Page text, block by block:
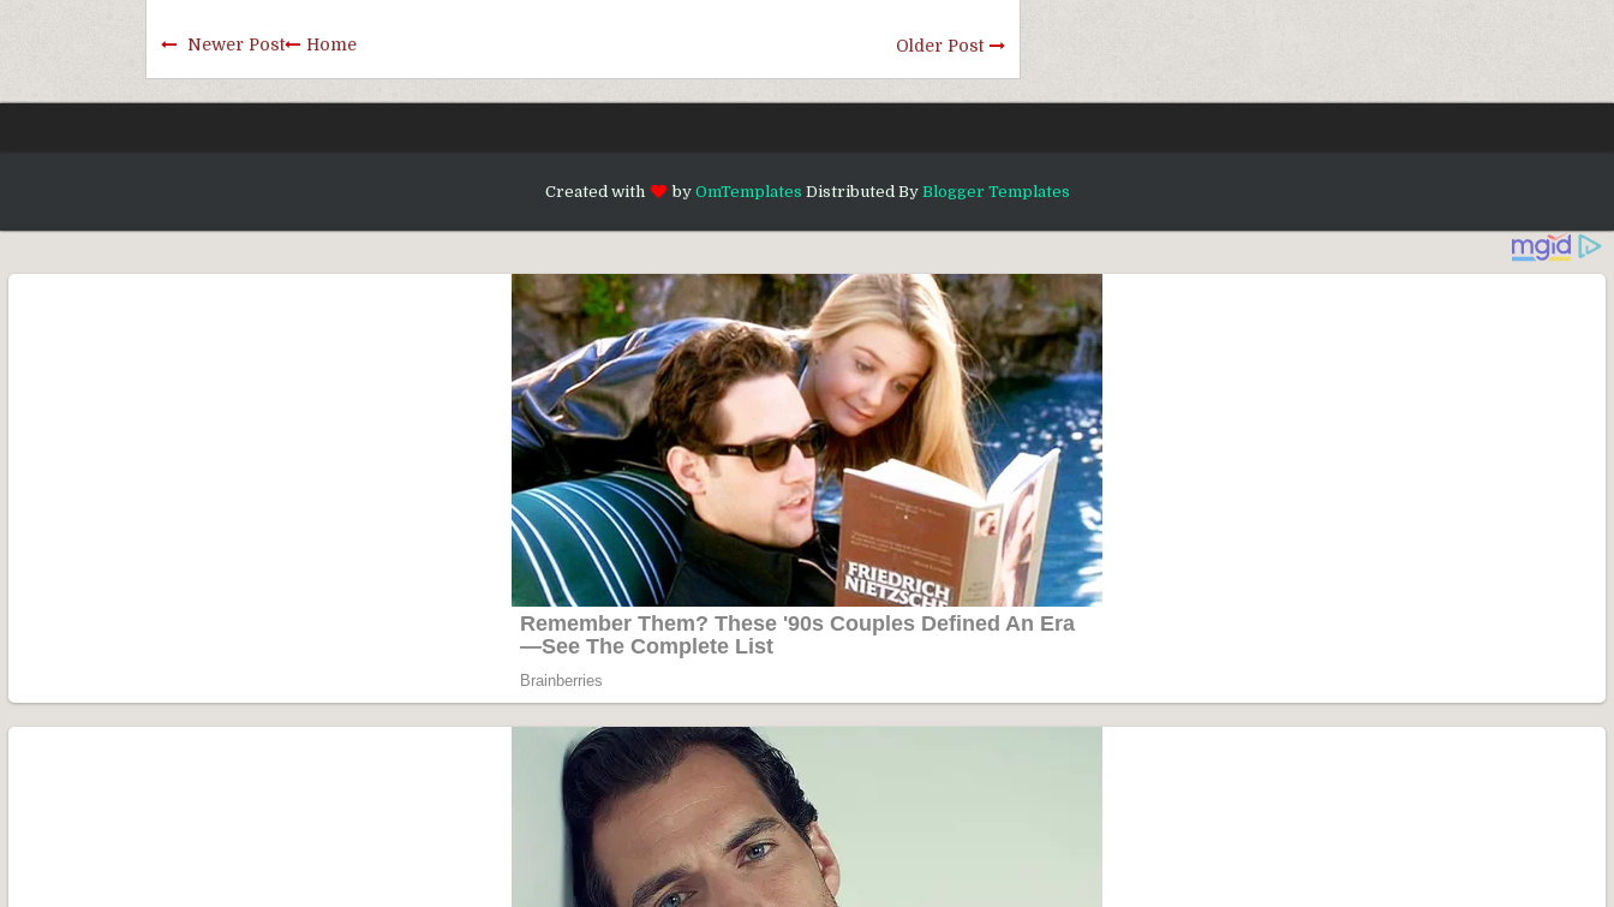
Newer Post Older Post
Home
Created with by OmTemplates Distributed By Blogger Templates